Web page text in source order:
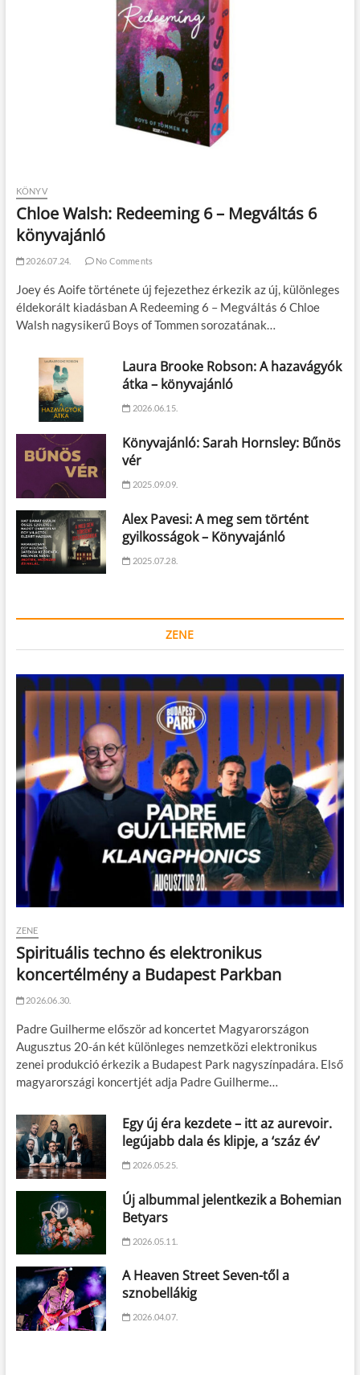
KÖNYV
Chloe Walsh: Redeeming 6 – Megváltás 6
könyvajánló
2026.07.24. No Comments
Joey és Aoife története új fejezethez érkezik az új, különleges
éldekorált kiadásban A Redeeming 6 – Megváltás 6 Chloe
Walsh nagysikerű Boys of Tommen sorozatának…
Laura Brooke Robson: A hazavágyók
átka – könyvajánló
2026.06.15.
Könyvajánló: Sarah Hornsley: Bűnös
vér
2025.09.09.
Alex Pavesi: A meg sem történt
gyilkosságok – Könyvajánló
2025.07.28.
ZENE
ZENE
Spirituális techno és elektronikus
koncertélmény a Budapest Parkban
2026.06.30.
Padre Guilherme először ad koncertet Magyarországon
Augusztus 20-án két különleges nemzetközi elektronikus
zenei produkció érkezik a Budapest Park nagyszínpadára. Első
magyarországi koncertjét adja Padre Guilherme…
Egy új éra kezdete – itt az aurevoir.
legújabb dala és klipje, a ‘száz év’
2026.05.25.
Új albummal jelentkezik a Bohemian
Betyars
2026.05.11.
A Heaven Street Seven-től a
sznobellákig
2026.04.07.